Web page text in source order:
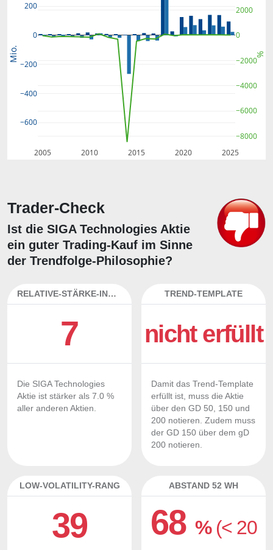
2005 2010 2015 2020 2025
−600
−400
−200
0
200
−8000
−6000
−4000
−2000
0
2000
Mio. %
Trader-Check
Ist die SIGA Technologies Aktie
ein guter Trading-Kauf im Sinne
der Trendfolge-Philosophie?
RELATIVE-STÄRKE-INDEX
7
Die SIGA Technologies
Aktie ist stärker als 7.0 %
aller anderen Aktien.
TREND-TEMPLATE
nicht erfüllt
Damit das Trend-Template
erfüllt ist, muss die Aktie
über den GD 50, 150 und
200 notieren. Zudem muss
der GD 150 über dem gD
200 notieren.
LOW-VOLATILITY-RANG
39
ABSTAND 52 WH
68% (< 20